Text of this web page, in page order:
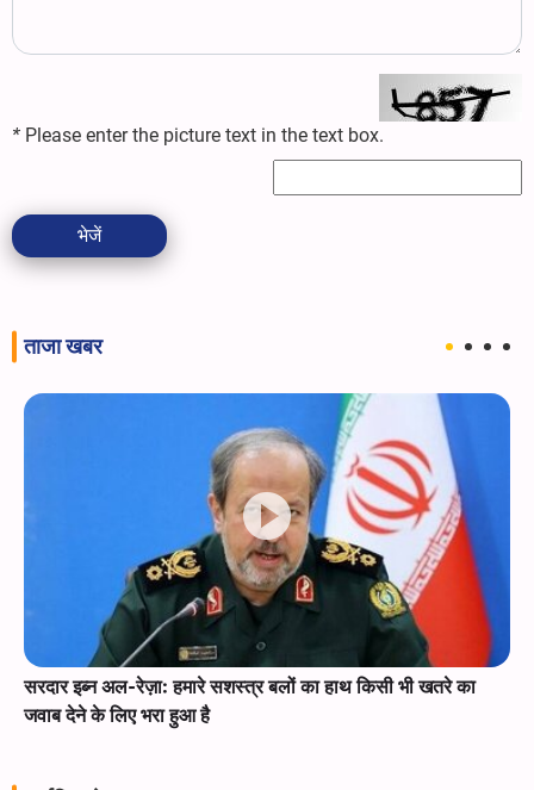
* Please enter the picture text in the text box.
भेजें
ताजा खबर
सरदार इब्न अल-रेज़ा: हमारे सशस्त्र बलों का हाथ किसी भी खतरे का
जवाब देने के लिए भरा हुआ है